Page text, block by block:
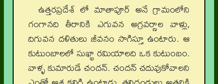
ఉత్తరప్రదేశ్ లో మాతాపూర్ అనే గ్రామంలోని
గంగానది తీరానికి ఎగువన అగ్రవర్ణాల వాళ్లు,
దిగువన దళితులు జీవనం సాగిస్తూ ఉంటారు. ఆ
కుటుంబాలలో సుఖ్ఖా రమియాలది ఒక కుటుంబం.
వాళ్ళ కుమారుడే చందన్. చందన్ చదువుకోవాలని